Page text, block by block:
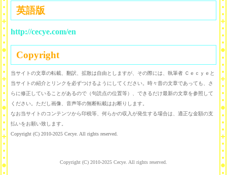
英語版
http://cecye.com/en
Copyright
当サイトの文章の転載、翻訳、拡散は自由としますが、その際には、執筆者 Ｃｅｃｙｅと
当サイトの紹介とリンクを必ずつけるようにしてください。時々昔の文章であっても、さ
らに修正していることがあるので（句読点の位置等）、できるだけ最新の文章を参照して
ください。ただし画像、音声等の無断転載はお断りします。
なお当サイトのコンテンツから印税等、何らかの収入が発生する場合は、適正な金額の支
払いをお願い致します。
Copyright (C) 2010-2025 Cecye. All rights reserved.
Copyright (C) 2010-2025 Cecye. All rights reserved.